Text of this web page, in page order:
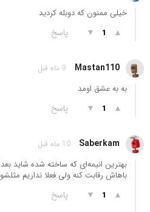
خیلی ممنون که دوبله کردید
▲
1
▼ پاسخ
Mastan110 9 ماه قبل
به به عشق اومد
▲
1
▼ پاسخ
Saberkam 10 ماه قبل
بهترین انیمه‌ای که ساخته شده شاید
باهاش رقابت کنه ولی فعلا نداریم مثلشو
▲
1
▼ پاسخ